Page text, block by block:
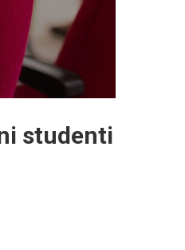
studenti